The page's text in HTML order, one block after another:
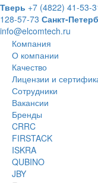
Тверь +7 (4822) 41-53-
128-57-73 Санкт-
info@elcomtech.ru
Компания
О компании
Качество
Лицензии и
Сотрудники
Вакансии
Бренды
CRRC
FIRSTACK
ISKRA
QUBINO
JBY